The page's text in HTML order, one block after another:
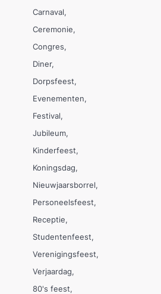
Carnaval
Ceremonie
Congres
Diner
Dorpsfeest
Evenementen
Festival
Jubileum
Kinderfeest
Koningsdag
Nieuwjaarsborrel
Personeelsfeest
Receptie
Studentenfeest
Verenigingsfeest
Verjaardag
80's feest